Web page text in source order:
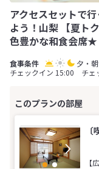
アクセスセットで
よう！山梨 【夏ト
色豊かな和食会席★
夕・
チェックイン 15:00 チェ
【